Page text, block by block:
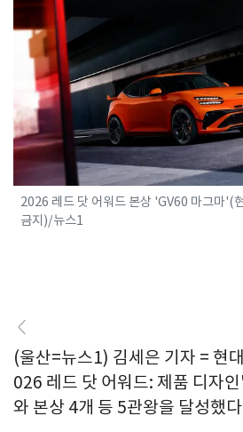
2026 레드 닷 어워드 본상 'GV60 마그마'(
금지)/뉴스1
(울산=뉴스1) 김세은 기자 = 현
026 레드 닷 어워드: 제품 디자
와 본상 4개 등 5관왕을 달성했